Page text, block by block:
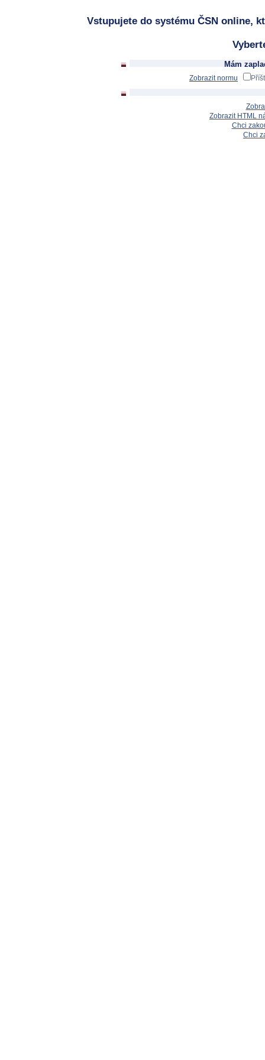
Vstupujete do systému ČSN online,
Mám
Zobrazit normu
Zobrazit HTML
Chci
Chci